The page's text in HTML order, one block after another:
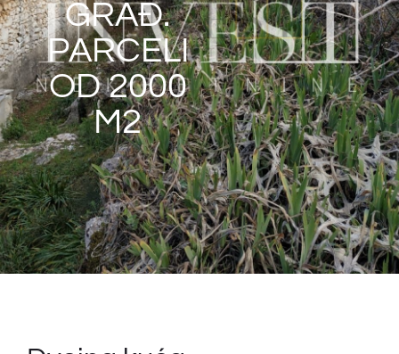
GRAĐ.
PARCELI
OD 2000
M2